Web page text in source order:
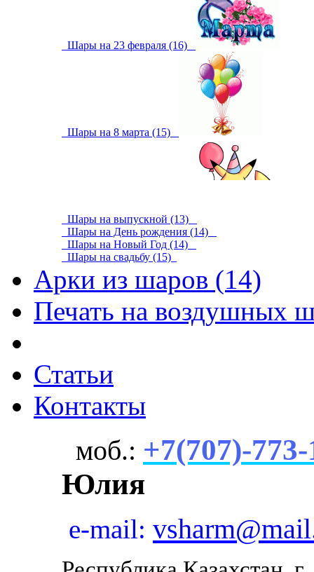
Шары на 23 февраля (16)
Шары на 8 марта (15)
Шары на выпускной (13)
Шары на День рождения (14)
Шары на Новый Год (14)
Шары на свадьбу (15)
Арки из шаров (14)
Печать на воздушных
Статьи
Контакты
моб.: +7(707)-
Юлия
e-mail: